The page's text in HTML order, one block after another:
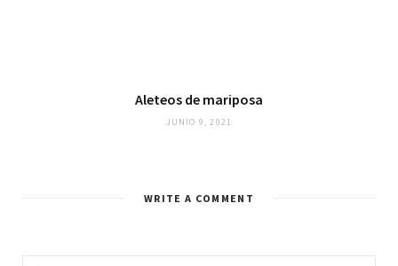
Aleteos de mariposa
JUNIO 9, 2021
WRITE A COMMENT